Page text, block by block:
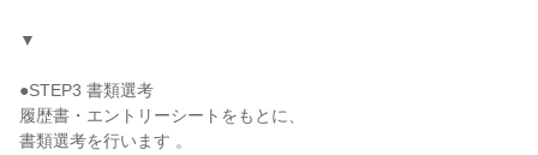
▼
●STEP3 書類選考
履歴書・エントリーシートをもとに、
書類選考を行います 。